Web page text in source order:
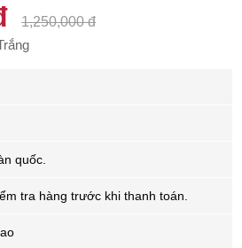
1,250,000 đ
quốc.
tra hàng trước khi thanh toán.